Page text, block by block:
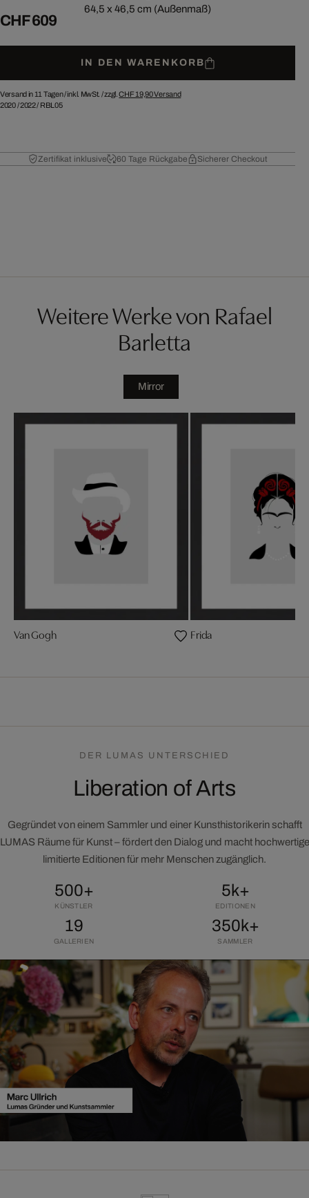
64,5 x 46,5 cm (Außenmaß)
CHF 609
IN DEN WARENKORB
Versand in 11 Tagen /inkl. MwSt. / zzgl.CHF 19,90Versand
2020/2022/ RBL05
Zertifikat inklusive 60 Tage Rückgabe Sicherer Checkout
Weitere Werke von Rafael
Barletta
Mirror
Van Gogh Frida
DER LUMAS UNTERSCHIED
Liberation of Arts
Gegründet von einem Sammler und einer Kunsthistorikerin schafft
LUMAS Räume für Kunst – fördert den Dialog und macht hochwertige
limitierte Editionen für mehr Menschen zugänglich.
500+
KÜNSTLER
5k+
EDITIONEN
19
GALLERIEN
350k+
SAMMLER